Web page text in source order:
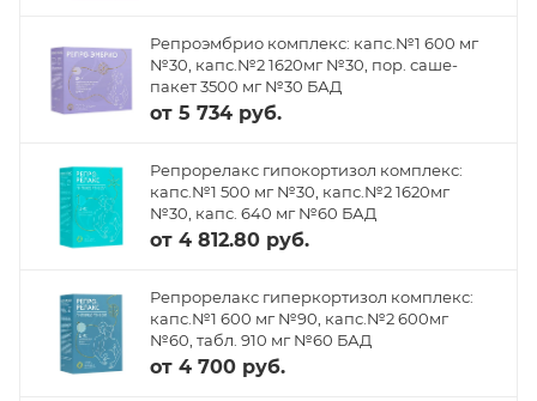
Репроэмбрио комплекс: капс.№1 600 мг
№30, капс.№2 1620мг №30, пор. саше-
пакет 3500 мг №30 БАД
от 5 734 руб.
Репрорелакс гипокортизол комплекс:
капс.№1 500 мг №30, капс.№2 1620мг
№30, капс. 640 мг №60 БАД
от 4 812.80 руб.
Репрорелакс гиперкортизол комплекс:
капс.№1 600 мг №90, капс.№2 600мг
№60, табл. 910 мг №60 БАД
от 4 700 руб.